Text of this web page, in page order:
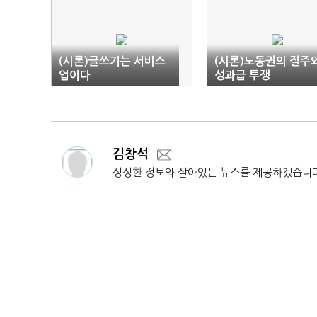
(시론)글쓰기는 서비스
업이다
(시론)노동권의 질주
성과급 투쟁
김창석
싱싱한 정보와 살아있는 뉴스를 제공하겠습니